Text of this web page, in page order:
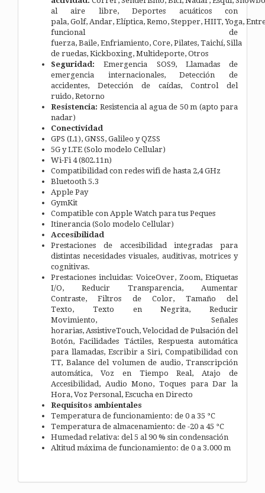
al aire libre, Deportes acuáticos con
pala, Golf, Andar, Elíptica, Remo, Stepper, HIIT, Yoga,
funcional de
fuerza, Baile, Enfriamiento, Core, Pilates, Taichí, Silla
de ruedas, Kickboxing, Multideporte, Otros
Seguridad: Emergencia SOS9, Llamadas de
emergencia internacionales, Detección de
accidentes, Detección de caídas, Control del
ruido, Retorno
Resistencia: Resistencia al agua de 50 m (apto para
nadar)
Conectividad
GPS (L1), GNSS, Galileo y QZSS
5G y LTE (Solo modelo Cellular)
Wi-Fi 4 (802.11n)
Compatibilidad con redes wifi de hasta 2,4 GHz
Bluetooth 5.3
Apple Pay
GymKit
Compatible con Apple Watch para tus Peques
Itinerancia (Solo modelo Cellular)
Accesibilidad
Prestaciones de accesibilidad integradas para
distintas necesidades visuales, auditivas, motrices y
cognitivas.
Prestaciones incluidas: VoiceOver, Zoom, Etiquetas
I/O, Reducir Transparencia, Aumentar
Contraste, Filtros de Color, Tamaño del
Texto, Texto en Negrita, Reducir
Movimiento, Señales
horarias, AssistiveTouch, Velocidad de Pulsación del
Botón, Facilidades Táctiles, Respuesta automática
para llamadas, Escribir a Siri, Compatibilidad con
TT, Balance del volumen de audio, Transcripción
automática, Voz en Tiempo Real, Atajo de
Accesibilidad, Audio Mono, Toques para Dar la
Hora, Voz Personal, Escucha en Directo
Requisitos ambientales
Temperatura de funcionamiento: de 0 a 35 °C
Temperatura de almacenamiento: de -20 a 45 °C
Humedad relativa: del 5 al 90 % sin condensación
Altitud máxima de funcionamiento: de 0 a 3.000 m